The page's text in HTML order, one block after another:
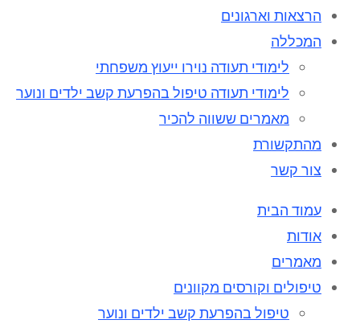
הרצאות וארגונים
המכללה
לימודי תעודה נוירו ייעוץ משפחתי
לימודי תעודה טיפול בהפרעת קשב ילדים ונוער
מאמרים ששווה להכיר
מהתקשורת
צור קשר
עמוד הבית
אודות
מאמרים
טיפולים וקורסים מקוונים
טיפול בהפרעת קשב ילדים ונוער